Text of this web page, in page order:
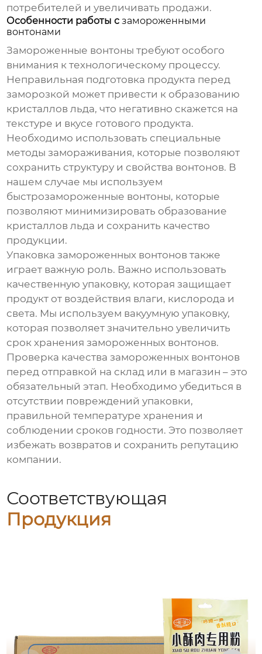
потребителей и увеличивать продажи.
Особенности работы сзамороженными
вонтонами
Замороженные вонтоны требуют особого
внимания к технологическому процессу.
Неправильная подготовка продукта перед
заморозкой может привести к образованию
кристаллов льда, что негативно скажется на
текстуре и вкусе готового продукта.
Необходимо использовать специальные
методы замораживания, которые позволяют
сохранить структуру и свойства вонтонов. В
нашем случае мы используем
быстрозамороженные вонтоны, которые
позволяют минимизировать образование
кристаллов льда и сохранить качество
продукции.
Упаковказамороженных вонтонов также
играет важную роль. Важно использовать
качественную упаковку, которая защищает
продукт от воздействия влаги, кислорода и
света. Мы используем вакуумную упаковку,
которая позволяет значительно увеличить
срок хранениязамороженных вонтонов.
Проверка качествазамороженных вонтонов
перед отправкой на склад или в магазин – это
обязательный этап. Необходимо убедиться в
отсутствии повреждений упаковки,
правильной температуре хранения и
соблюдении сроков годности. Это позволяет
избежать возвратов и сохранить репутацию
компании.
Соответствующая
Продукция